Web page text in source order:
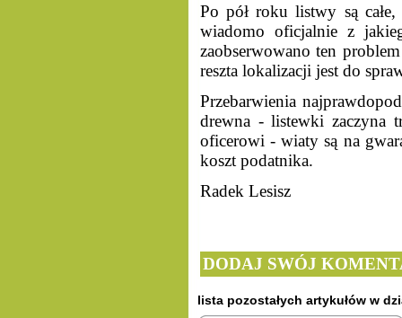
Po pół roku listwy są
wiadomo oficjalnie z
zaobserwowano ten
reszta lokalizacji jest do
Przebarwienia
drewna - listewki zaczyna
oficerowi - wiaty są na
koszt podatnika.
Radek Lesisz
DODAJ SWÓJ
lista pozostałych artykułów w